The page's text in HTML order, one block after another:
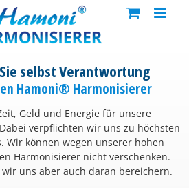
selbst Verantwortung
Hamoni® Harmonisierer
Geld und Energie für unsere
verpflichten wir uns zu höchsten
Wir können wegen unserer hohen
Harmonisierer nicht verschenken.
uns aber auch daran bereichern.